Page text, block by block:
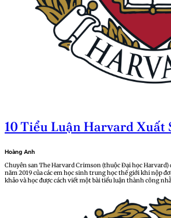
10 Tiểu Luận Harvard Xuất
Hoàng Anh
Chuyên san The Harvard Crimson (thuộc Đại học Harvard)
năm 2019 của các em học sinh trung học thế giới khi nộp
khảo và học được cách viết một bài tiểu luận thành công